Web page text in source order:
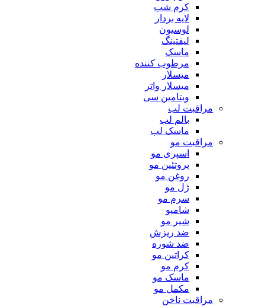
کرم شب
لایه بردار
لوسیون
لیفتینگ
ماسک
مرطوب کننده
میسلار
میسلار واتر
ویتامین سی
مراقبت لب
بالم لب
ماسک لب
مراقبت مو
اسپری مو
پروتئین مو
روغن مو
ژل مو
سرم مو
شامپو
شیر مو
ضد ریزش
ضد شوره
کراتین مو
کرم مو
ماسک مو
مکمل مو
مراقبت ناخن